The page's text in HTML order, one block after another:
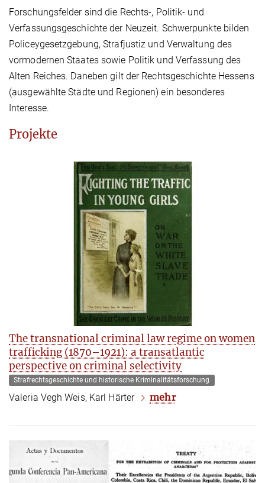
Forschungsfelder sind die Rechts-, Politik- und
Verfassungsgeschichte der Neuzeit. Schwerpunkte bilden
Policeygesetzgebung, Strafjustiz und Verwaltung des
vormodernen Staates sowie Politik und Verfassung des
Alten Reiches. Daneben gilt der Rechtsgeschichte Hessens
(ausgewählte Städte und Regionen) ein besonderes
Interesse.
Projekte
The transnational criminal law regime on women
trafficking (1870–1921): a transatlantic
perspective on criminal selectivity
Strafrechtsgeschichte und historische Kriminalitätsforschung
Valeria Vegh Weis, Karl Härter mehr